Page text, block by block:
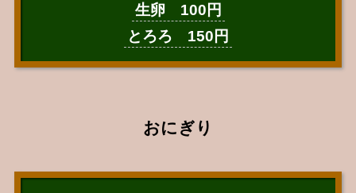
生卵 100円
とろろ 150円
おにぎり